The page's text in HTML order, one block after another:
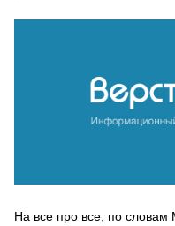
На все про все, по словам